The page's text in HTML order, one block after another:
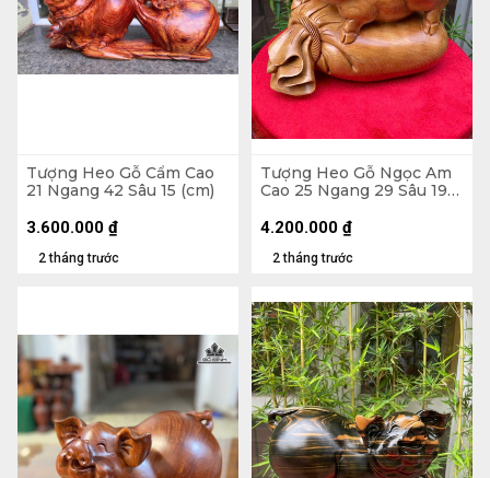
Tượng Heo Gỗ Cẩm Cao
21 Ngang 42 Sâu 15 (cm)
2 tháng trước
3.600.000 ₫
Tượng Heo Gỗ Ngọc Am
Cao 25 Ngang 29 Sâu 19
2 tháng trước
4.200.000 ₫